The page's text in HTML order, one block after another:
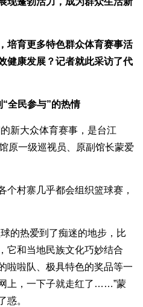
育更多特色群众体育赛事活
健康发展？记者就此采访了代
“全民参与”的热情
大众体育赛事，是台江
原一级巡视员、原副馆长蒙爱
村寨几乎都会组织篮球赛，
热爱到了痴迷的地步，比
它和当地民族文化巧妙结合
啦队、极具特色的奖品等一
上，一下子就走红了……”蒙
惑。